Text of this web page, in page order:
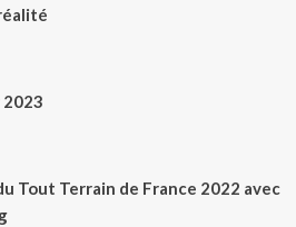
Tout Terrain de France 2022 avec